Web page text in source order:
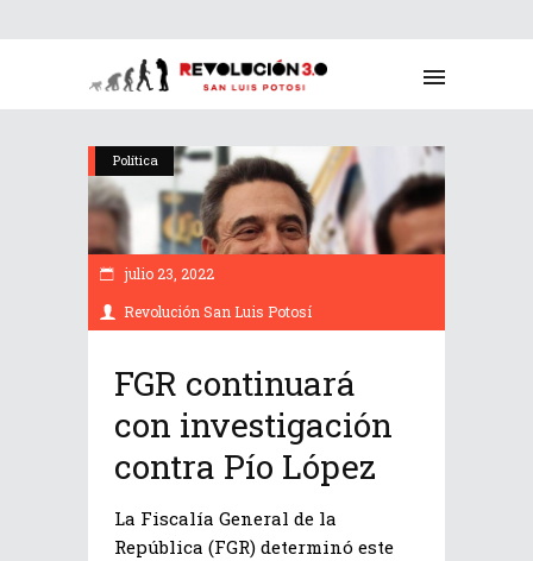
Política
julio 23, 2022
Revolución San Luis Potosí
FGR continuará
con investigación
contra Pío López
La Fiscalía General de la
República (FGR) determinó este